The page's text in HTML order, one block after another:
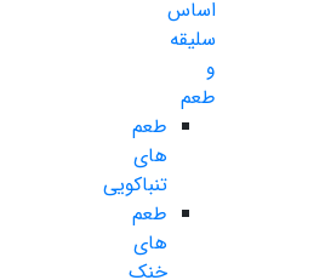
اساس
سلیقه
و
طعم
طعم
های
تنباکویی
طعم
های
خنک